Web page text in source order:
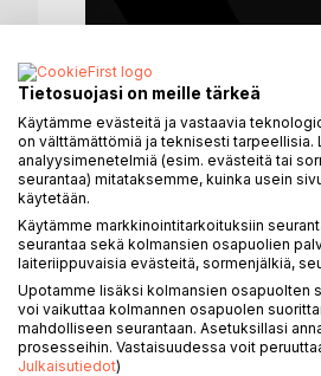
KUVAUS
90 % ihmisistä käyttää
tuhannet
siirryt chättäilystä
tunnin työpäivän
Tietosuojasi on meille tärkeä
Käytämme evästeitä ja vastaavia
on välttämättömiä ja teknisesti tarpeellisia.
analyysimenetelmiä (esim. evästeitä tai
seurantaa) mitataksemme, kuinka usein
käytetään.
Käytämme markkinointitarkoituksiin
seurantaa sekä kolmansien osapuolien
laiteriippuvaisia evästeitä, sormenjälkiä,
Upotamme lisäksi kolmansien osapuolten
voi vaikuttaa kolmannen osapuolen
mahdolliseen seurantaan. Asetuksillasi
prosesseihin. Vastaisuudessa voit
Julkaisutiedot)